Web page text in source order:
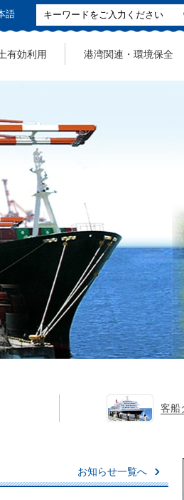
語
有効利用 港湾関連・環境保全
客船
お知らせ一覧へ